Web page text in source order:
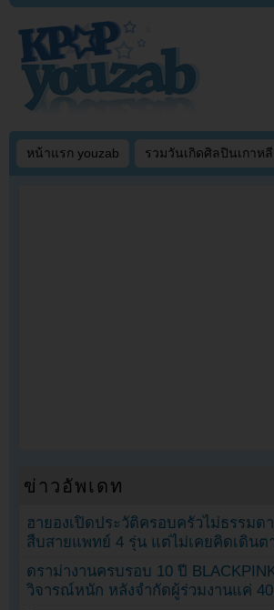
หน้าแรก youzab รวมวันเกิดศิลปินเกาหลี
ข่าวอัพเดท
ฮายองเปิดประวัติครอบครัวไม่ธรรมดา
สืบสายแพทย์ 4 รุ่น แต่ไม่เคยคิดเดินต
ดราม่างานครบรอบ 10 ปี
วิจารณ์หนัก หลังจำกัดผู้ร่วมงานแค่